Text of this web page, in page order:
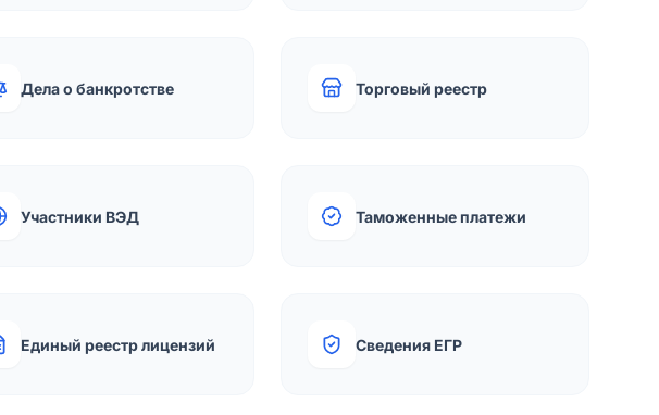
Дела о банкротстве Торговый реестр
Участники ВЭД Таможенные платежи
Единый реестр лицензий Сведения ЕГР